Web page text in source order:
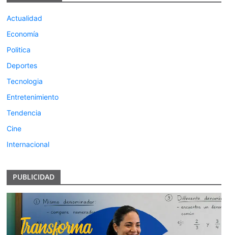
Actualidad
Economía
Politica
Deportes
Tecnologia
Entretenimiento
Tendencia
Cine
Internacional
PUBLICIDAD